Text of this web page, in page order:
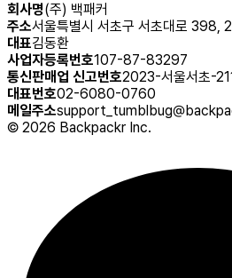
회사명(주) 백패커
주소서울특별시 서초구 서초대로 398,
대표김동환
사업자등록번호107-87-83297
통신판매업 신고번호2023-서울서초-
대표번호02-6080-0760
메일주소
© 2026 Backpackr Inc.